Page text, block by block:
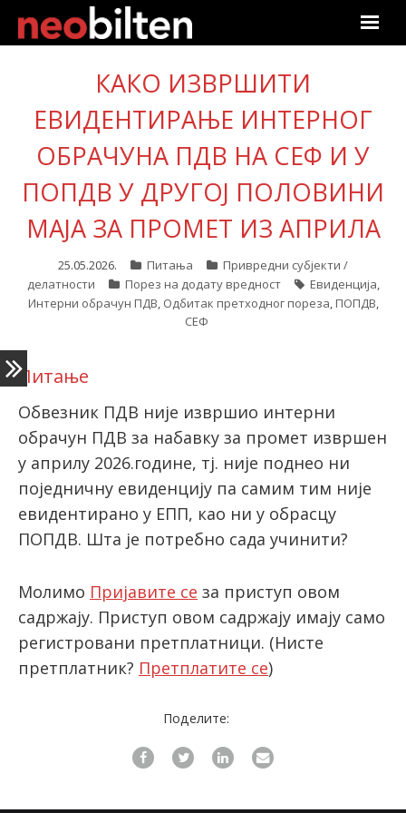
Почетна
Претрага
Актуелно
Подаци
Линкови
О нама
Пријава
latinica
КАКО ИЗВРШИТИ
ЕВИДЕНТИРАЊЕ ИНТЕРНОГ
ОБРАЧУНА ПДВ НА СЕФ И У
ПОПДВ У ДРУГОЈ ПОЛОВИНИ
МАЈА ЗА ПРОМЕТ ИЗ АПРИЛА
25.05.2026. Питања
Привредни субјекти /
делатности
Порез на додату вредност Евиденција,
Интерни обрачун ПДВ, Одбитак претходног пореза, ПОПДВ,
СЕФ
Питање
Обвезник ПДВ није извршио интерни
обрачун ПДВ за набавку за промет извршен
у априлу 2026.године, тј. није поднео ни
поједничну евиденцију па самим тим није
евидентирано у ЕПП, као ни у обрасцу
ПОПДВ. Шта је потребно сада учинити?
Молимо Пријавите се за приступ овом
садржају. Приступ овом садржају имају само
регистровани претплатници. (Нисте
претплатник? Претплатите се)
Поделите: